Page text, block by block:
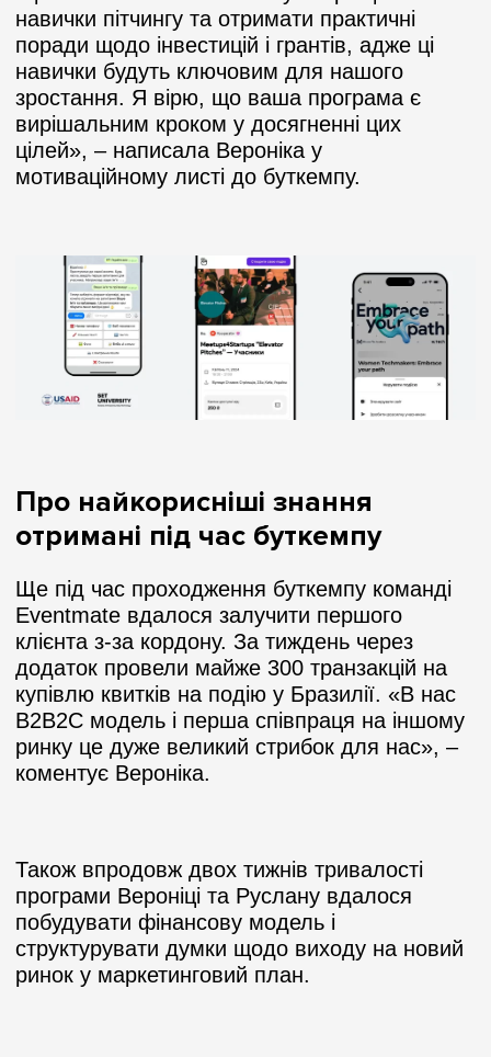
навички пітчингу та отримати практичні
поради щодо інвестицій і грантів, адже ці
навички будуть ключовим для нашого
зростання. Я вірю, що ваша програма є
вирішальним кроком у досягненні цих
цілей», – написала Вероніка у
мотиваційному листі до буткемпу.
Про найкорисніші знання
отримані під час буткемпу
Ще під час проходження буткемпу команді
Eventmate вдалося залучити першого
клієнта з-за кордону. За тиждень через
додаток провели майже 300 транзакцій на
купівлю квитків на подію у Бразилії. «В нас
B2B2C модель і перша співпраця на іншому
ринку це дуже великий стрибок для нас», –
коментує Вероніка.
Також впродовж двох тижнів тривалості
програми Вероніці та Руслану вдалося
побудувати фінансову модель і
структурувати думки щодо виходу на новий
ринок у маркетинговий план.